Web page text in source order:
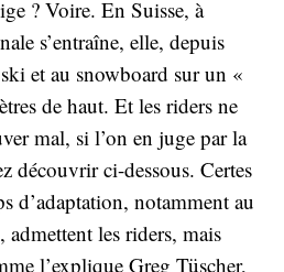
? Voire. En Suisse, à
s’entraîne, elle, depuis
et au snowboard sur un «
de haut. Et les riders ne
mal, si l’on en juge par la
découvrir ci-dessous. Certes
d’adaptation, notamment au
les riders, mais
l’explique Greg Tüscher,